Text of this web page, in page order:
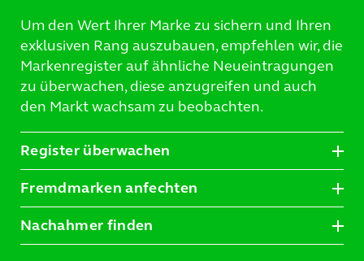
Um den Wert Ihrer Marke zu sichern und Ihren
exklusiven Rang auszubauen, empfehlen wir, die
Markenregister auf ähnliche Neueintragungen
zu überwachen, diese anzugreifen und auch
den Markt wachsam zu beobachten.
Register überwachen
Fremdmarken anfechten
Nachahmer finden